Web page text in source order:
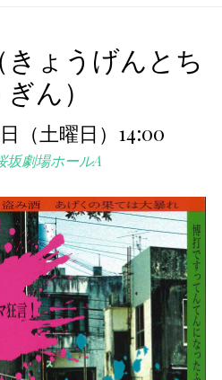
ょうげんとち
ん）
（土曜日）14:00
坂劇場ホールA